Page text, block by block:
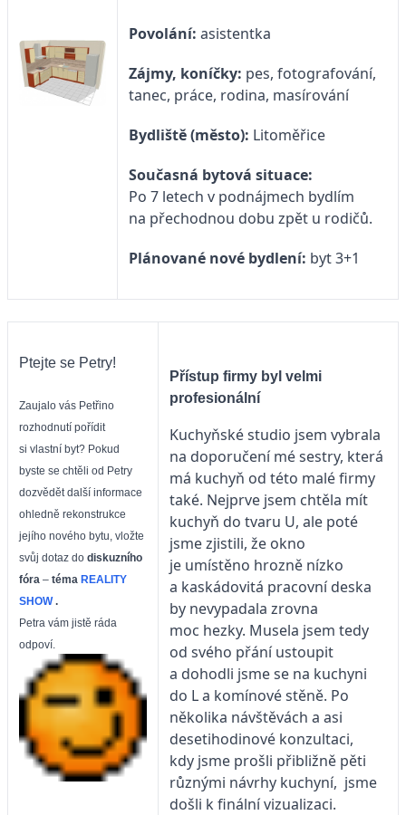
Povolání: asistentka
Zájmy, koníčky: pes, fotografování,
tanec, práce, rodina, masírování
Bydliště (město): Litoměřice
Současná bytová situace:
Po 7 letech v podnájmech bydlím
na přechodnou dobu zpět u rodičů.
Plánované nové bydlení: byt 3+1
Ptejte se Petry!
Zaujalo vás Petřino
rozhodnutí pořídit
si vlastní byt? Pokud
byste se chtěli od Petry
dozvědět další informace
ohledně rekonstrukce
jejího nového bytu, vložte
svůj dotaz do diskuzního
fóra – téma REALITY
SHOW.
Petra vám jistě ráda
odpoví.
Přístup firmy byl velmi
profesionální
Kuchyňské studio jsem vybrala
na doporučení mé sestry, která
má kuchyň od této malé firmy
také. Nejprve jsem chtěla mít
kuchyň do tvaru U, ale poté
jsme zjistili, že okno
je umístěno hrozně nízko
a kaskádovitá pracovní deska
by nevypadala zrovna
moc hezky. Musela jsem tedy
od svého přání ustoupit
a dohodli jsme se na kuchyni
do L a komínové stěně. Po
několika návštěvách a asi
desetihodinové konzultaci,
kdy jsme prošli přibližně pěti
různými návrhy kuchyní, jsme
došli k finální vizualizaci.